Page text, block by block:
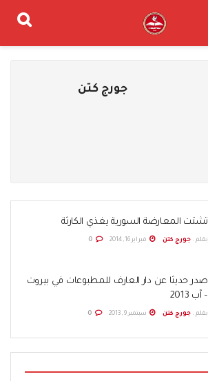
جورج كتن
تشتت المعارضة السورية يغذي الكارثة
بقلم . جورج كتن فبراير 16, 2014
صدر حديثا عن دار العارف للمطبوعات في بيروت
– آب 2013
بقلم . جورج كتن سبتمبر 9, 2013